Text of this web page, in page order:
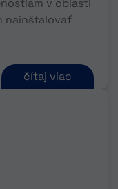
v oblasti
nainštalovať
čítaj viac